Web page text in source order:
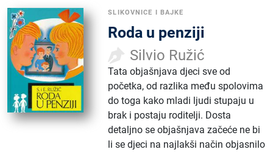
SLIKOVNICE I BAJKE
Roda u penziji
Silvio Ružić
Tata objašnjava djeci sve od
početka, od razlika među spolovima
do toga kako mladi ljudi stupaju u
brak i postaju roditelji. Dosta
detaljno se objašnjava začeće ne bi
li se djeci na najlakši način objasnilo